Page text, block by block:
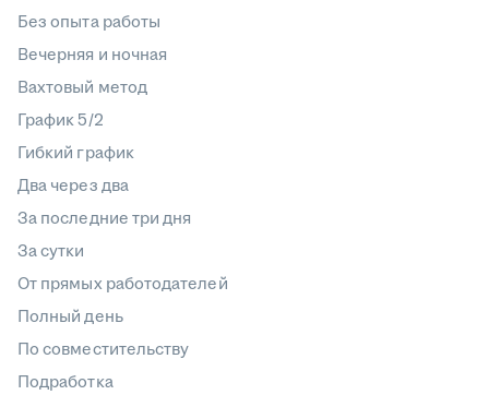
Без опыта работы
Вечерняя и ночная
Вахтовый метод
График 5/2
Гибкий график
Два через два
За последние три дня
За сутки
От прямых работодателей
Полный день
По совместительству
Подработка